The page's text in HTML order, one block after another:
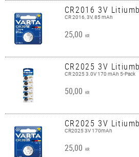
CR2016 3V
CR 2016, 3V, 85 mAh
25,00 KR
CR2025 3V
CR 2025 3.0V 170 mAh 5-Pack
50,00 KR
CR2025 3V
CR2025 3V 170mAh
25,00 KR